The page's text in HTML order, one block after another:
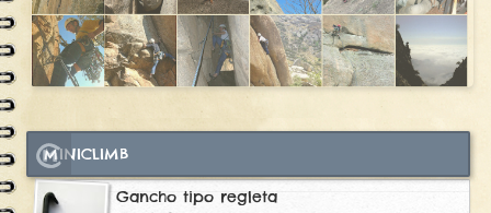
MINICLIMB
Gancho tipo regleta